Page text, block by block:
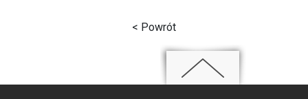
< Powrót